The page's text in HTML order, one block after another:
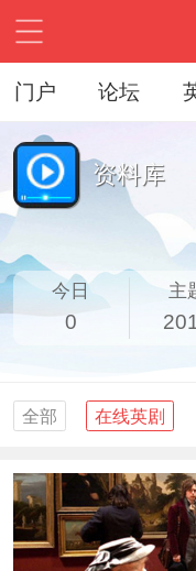
门户 论坛
资料库
今日
0
主
全部 在线英剧